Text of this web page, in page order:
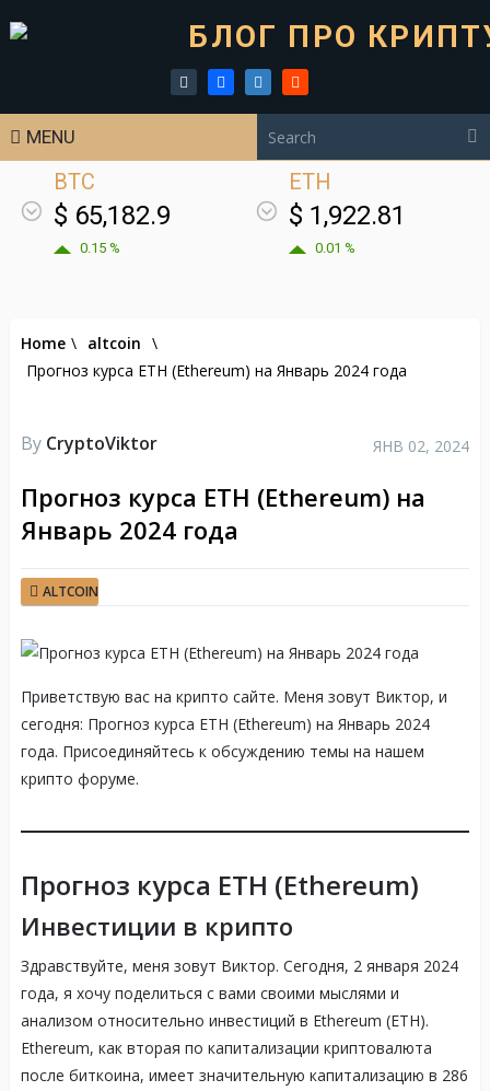
MENU
BTC
$ 65,182.9
0.15 %
ETH
$ 1,922.81
0.01 %
Home \ altcoin \
Прогноз курса ETH (Ethereum) на Январь 2024 года
By CryptoViktor ЯНВ 02, 2024
Прогноз курса ETH (Ethereum) на
Январь 2024 года
ALTCOIN
Приветствую вас на крипто сайте. Меня зовут Виктор, и
сегодня: Прогноз курса ETH (Ethereum) на Январь 2024
года. Присоединяйтесь к обсуждению темы на нашем
крипто форуме.
Прогноз курса ETH (Ethereum)
Инвестиции в крипто
Здравствуйте, меня зовут Виктор. Сегодня, 2 января 2024
года, я хочу поделиться с вами своими мыслями и
анализом относительно инвестиций в Ethereum (ETH).
Ethereum, как вторая по капитализации криптовалюта
после биткоина, имеет значительную капитализацию в 286